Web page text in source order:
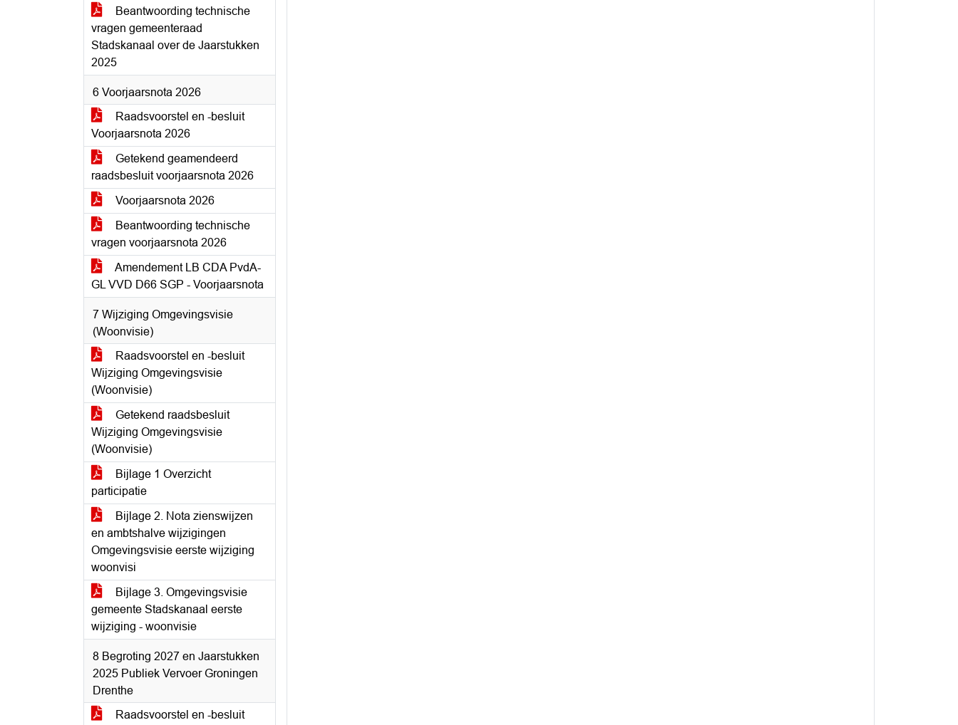
Beantwoording technische
vragen gemeenteraad
Stadskanaal over de Jaarstukken
2025
6 Voorjaarsnota 2026
Raadsvoorstel en -besluit
Voorjaarsnota 2026
Getekend geamendeerd
raadsbesluit voorjaarsnota 2026
Voorjaarsnota 2026
Beantwoording technische
vragen voorjaarsnota 2026
Amendement LB CDA PvdA-
GL VVD D66 SGP - Voorjaarsnota
7 Wijziging Omgevingsvisie
(Woonvisie)
Raadsvoorstel en -besluit
Wijziging Omgevingsvisie
(Woonvisie)
Getekend raadsbesluit
Wijziging Omgevingsvisie
(Woonvisie)
Bijlage 1 Overzicht
participatie
Bijlage 2. Nota zienswijzen
en ambtshalve wijzigingen
Omgevingsvisie eerste wijziging
woonvisi
Bijlage 3. Omgevingsvisie
gemeente Stadskanaal eerste
wijziging - woonvisie
8 Begroting 2027 en Jaarstukken
2025 Publiek Vervoer Groningen
Drenthe
Raadsvoorstel en -besluit